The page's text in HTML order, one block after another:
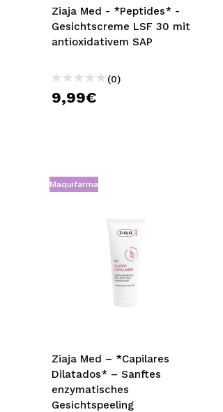
Ziaja Med - *Peptides* -
Gesichtscreme LSF 30 mit
antioxidativem SAP
(0)
9,99€
Maquifarma
Ziaja Med – *Capilares
Dilatados* – Sanftes
enzymatisches
Gesichtspeeling